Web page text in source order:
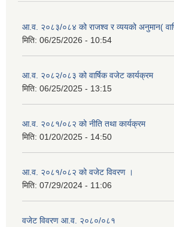
आ.व. २०८३/०८४ को राजश्व र व्ययको अनुमान(
मिति: 06/25/2026 - 10:54
आ.व. २०८२/०८३ को वार्षिक वजेट कार्यक्रम
मिति: 06/25/2025 - 13:15
आ.व. २०८१/०८२ को नीति तथा कार्यक्रम
मिति: 01/20/2025 - 14:50
आ.व. २०८१/०८२ को वजेट विवरण ।
मिति: 07/29/2024 - 11:06
वजेट विवरण आ.व. २०८०/०८१